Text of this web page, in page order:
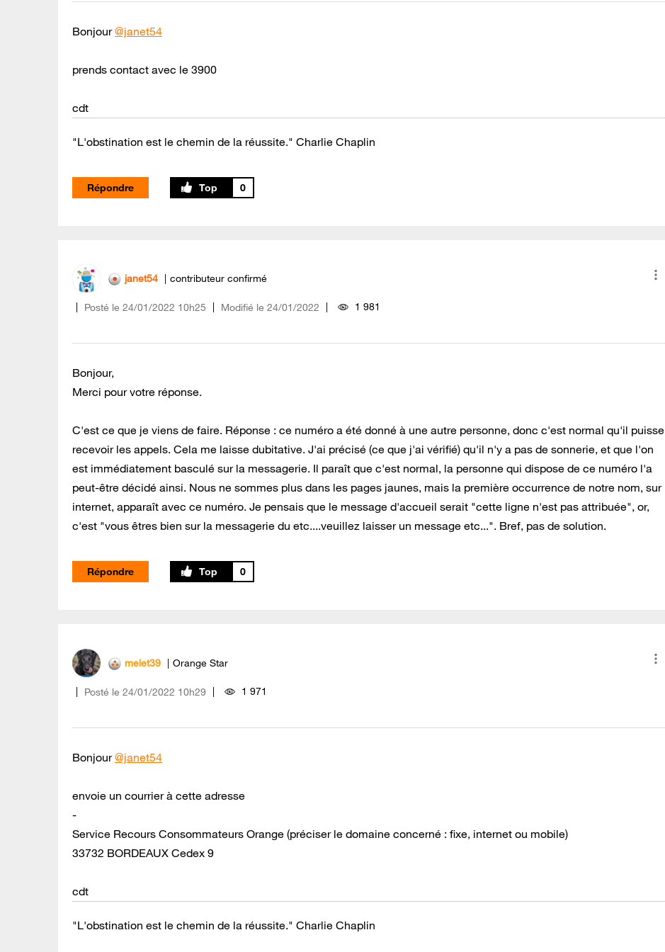
Bonjour@janet54
prends contact avec le 3900
cdt
"L'obstination est le chemin de la réussite." Charlie Chaplin
Répondre 0
janet54 contributeur confirmé
Posté le ‎24/01/2022 10h25 Modifié le 24/01/2022 1 981
Bonjour,
Merci pour votre réponse.
C'est ce que je viens de faire. Réponse : ce numéro a été donné à une autre personne, donc c'est normal qu'il puisse
recevoir les appels. Cela me laisse dubitative. J'ai précisé (ce que j'ai vérifié) qu'il n'y a pas de sonnerie, et que l'on
est immédiatement basculé sur la messagerie. Il paraît que c'est normal, la personne qui dispose de ce numéro l'a
peut-être décidé ainsi. Nous ne sommes plus dans les pages jaunes, mais la première occurrence de notre nom, sur
internet, apparaît avec ce numéro. Je pensais que le message d'accueil serait "cette ligne n'est pas attribuée", or,
c'est "vous êtres bien sur la messagerie du etc....veuillez laisser un message etc...". Bref, pas de solution.
Répondre 0
melet39 Orange Star
Posté le ‎24/01/2022 10h29 1 971
Bonjour@janet54
envoie un courrier à cette adresse
-
Service Recours Consommateurs Orange (préciser le domaine concerné : fixe, internet ou mobile)
33732 BORDEAUX Cedex 9
cdt
"L'obstination est le chemin de la réussite." Charlie Chaplin